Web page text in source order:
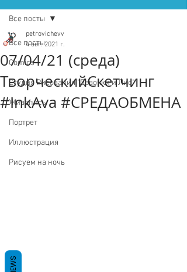
Все посты
Comics
Студия Рисования "Девочки и Лис"
Живопись
Портрет
Иллюстрация
Рисуем на ночь
Все посты
07/04/21 (среда)
ТворческийСкетчинг
#InkAva #СРЕДАОБМЕНА
petrovichevv
4 авг. 2021 г.